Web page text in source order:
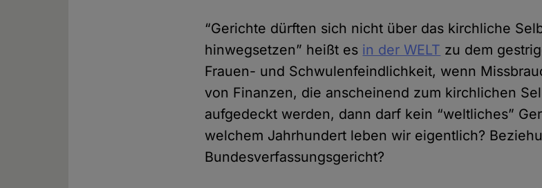
“Gerichte dürften sich nicht über das kirchliche
hinwegsetzen” heißt es in der WELT zu dem
Frauen- und Schwulenfeindlichkeit, wenn
von Finanzen, die anscheinend zum kirchlichen
aufgedeckt werden, dann darf kein “weltliches”
welchem Jahrhundert leben wir eigentlich?
Bundesverfassungsgericht?